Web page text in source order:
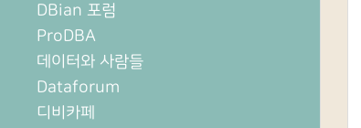
DBian 포럼
ProDBA
데이터와 사람들
Dataforum
디비카페